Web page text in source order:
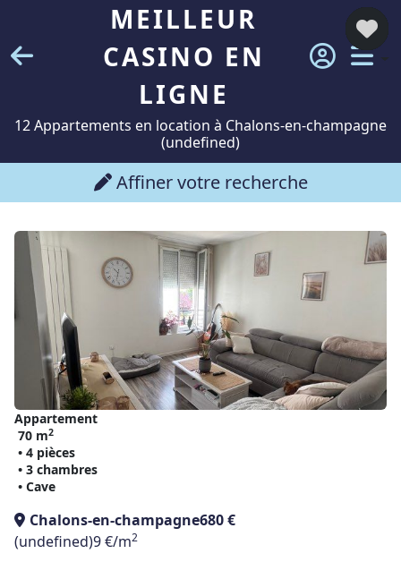
MEILLEUR
CASINO EN
LIGNE
12 Appartements en location à Chalons-en-champagne
(undefined)
Affiner votre recherche
Appartement
70 m2
• 4 pièces
• 3 chambres
• Cave
Chalons-en-champagne680 €
(undefined)9 €/m2